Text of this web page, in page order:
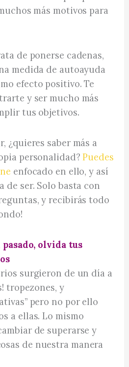
más motivos para
de ponerse cadenas,
medida de autoayuda
efecto positivo. Te
y ser mucho más
tus objetivos.
¿quieres saber más a
personalidad? Puedes
enfocado en ello, y así
de ser. Solo basta con
y recibirás todo
olvida tus
surgieron de un día a
tropezones, y
pero no por ello
a ellas. Lo mismo
de superarse y
de nuestra manera